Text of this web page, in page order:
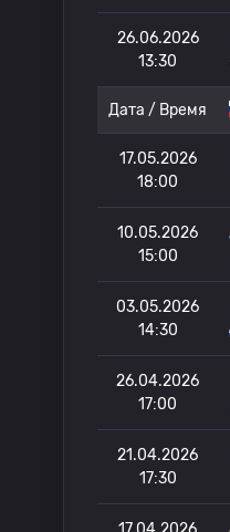
26.06.2026
13:30
Дата / Время
17.05.2026
18:00
10.05.2026
15:00
03.05.2026
14:30
26.04.2026
17:00
21.04.2026
17:30